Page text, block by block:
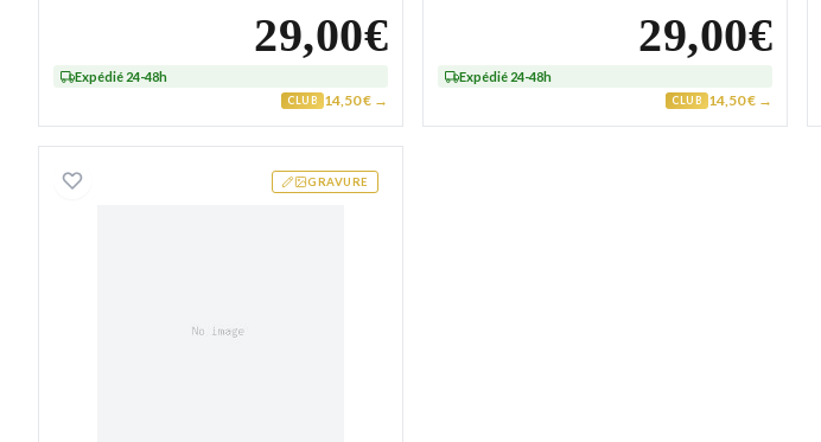
29,00€
Expédié 24-48h
CLUB 14,50 € →
29,00€
Expédié 24-48h
CLUB 14,50 € →
GRAVURE
Collier plaque militaire gravable Belal